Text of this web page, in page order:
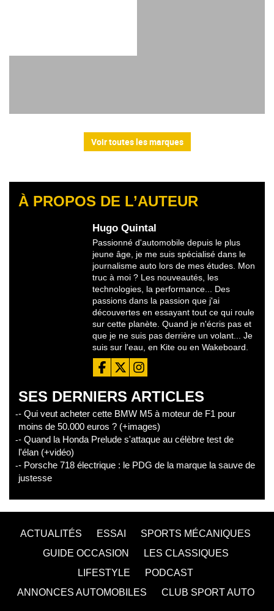
Voir toutes les marques
À PROPOS DE L’AUTEUR
Hugo Quintal
Passionné d'automobile depuis le plus
jeune âge, je me suis spécialisé dans le
journalisme auto lors de mes études. Mon
truc à moi ? Les nouveautés, les
technologies, la performance... Des
passions dans la passion que j'ai
découvertes en essayant tout ce qui roule
sur cette planète. Quand je n'écris pas et
que je ne suis pas derrière un volant... Je
suis sur l'eau, en Kite ou en Wakeboard.
SES DERNIERS ARTICLES
- Qui veut acheter cette BMW M5 à moteur de F1 pour
moins de 50.000 euros ? (+images)
- Quand la Honda Prelude s'attaque au célèbre test de
l'élan (+vidéo)
- Porsche 718 électrique : le PDG de la marque la sauve de
justesse
ACTUALITÉS ESSAI
SPORTS MÉCANIQUES
GUIDE OCCASION
LES CLASSIQUES
LIFESTYLE
PODCAST
ANNONCES AUTOMOBILES
CLUB SPORT AUTO